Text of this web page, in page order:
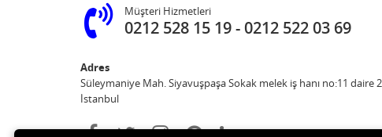
Müşteri Hizmetleri
0212 528 15 19 0212 522 03 69
Adres
Süleymaniye Mah. Siyavuşpaşa Sokak melek iş hanı no:11 daire
İstanbul